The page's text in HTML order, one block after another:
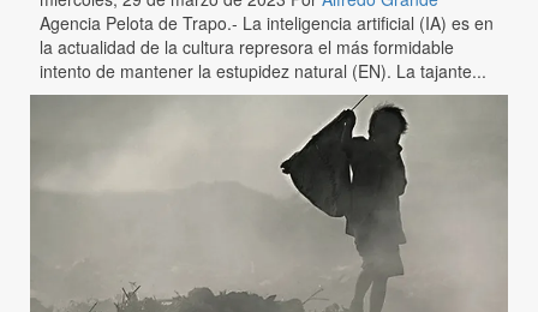
Agencia Pelota de Trapo.- La inteligencia artificial (IA) es en
la actualidad de la cultura represora el más formidable
intento de mantener la estupidez natural (EN). La tajante...